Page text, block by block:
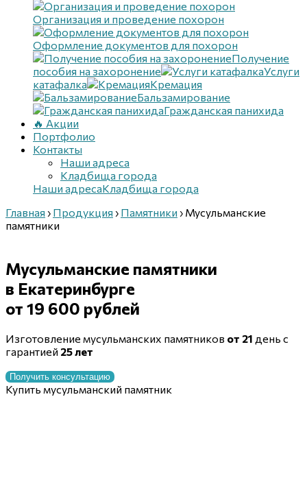
Организация и проведение похорон
Оформление документов для похорон
Получение
пособия на захоронение
Услуги
катафалка
Кремация
Бальзамирование
Гражданская панихида
🔥 Акции
Портфолио
Контакты
Наши адреса
Кладбища города
Наши адресаКладбища города
Главная › Продукция › Памятники › Мусульманские
памятники
Мусульманские памятники
в Екатеринбурге
от 19 600 рублей
Изготовление мусульманских памятников от 21 день с
гарантией 25 лет
Получить консультацию
Купить мусульманский памятник